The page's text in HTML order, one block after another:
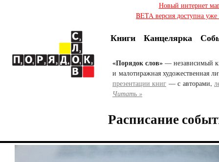
Новый интернет
BETA версия доступна
Книги Канцелярка
«Порядок слов» — независимый
и малотиражная художественная
презентации книг — с авторами,
Читать »
Расписание